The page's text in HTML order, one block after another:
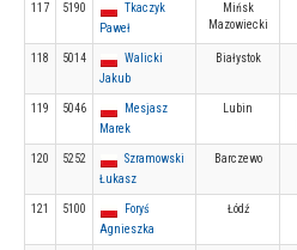
117 5190
Tkaczyk
Paweł
Mińsk
Mazowiecki
118 5014
Walicki
Jakub
Białystok
119 5046
Mesjasz
Marek
Lubin
120 5252
Szramowski
Łukasz
Barczewo
121 5100
Foryś
Agnieszka
Łódź